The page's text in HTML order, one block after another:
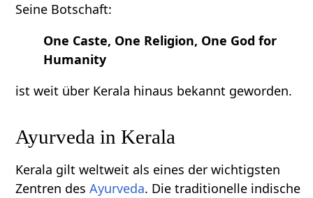
Seine Botschaft:
One Caste, One Religion, One God for
Humanity
ist weit über Kerala hinaus bekannt geworden.
Ayurveda in Kerala
Kerala gilt weltweit als eines der wichtigsten
Zentren desAyurveda. Die traditionelle indische